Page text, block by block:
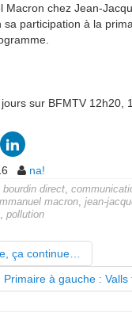
Macron chez Jean-
sa participation à la
sur BFMTV 12h20,
na!
bourdin direct
macron jean-
pollution
ça continue…
Primaire à gauche :